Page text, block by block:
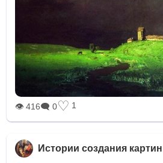
👁 416🗨 0♡ 1
Истории создания картин